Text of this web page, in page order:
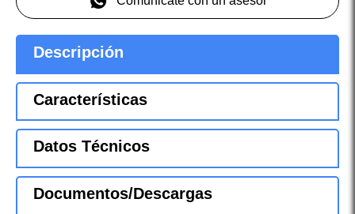
Descripción
Características
Datos Técnicos
Documentos/Descargas